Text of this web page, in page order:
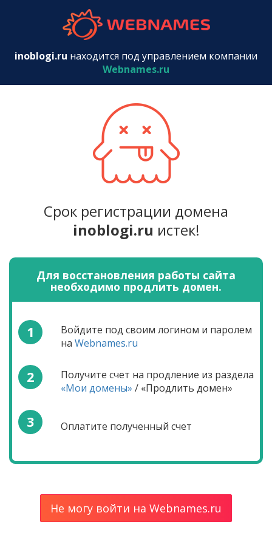
inoblogi.ru находится под управлением компании
Webnames.ru
Срок регистрации домена
inoblogi.ru истек!
Для восстановления работы сайта
необходимо продлить домен.
1
Войдите под своим логином и паролем
на Webnames.ru
2
Получите счет на продление из раздела
«Мои домены» / «Продлить домен»
3 Оплатите полученный счет
Не могу войти на Webnames.ru